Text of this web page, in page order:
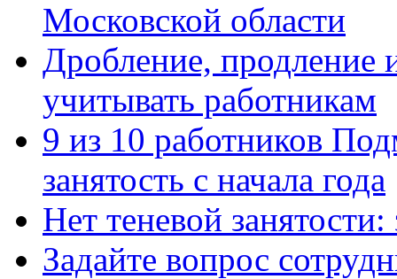
Московской области
Дробление, продление
учитывать работникам
9 из 10 работников
занятость с начала года
Нет теневой
Задайте вопрос